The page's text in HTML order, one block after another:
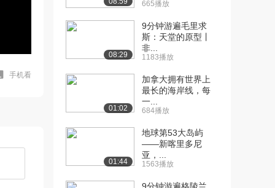
手机看
665播放
08:29
9分钟游遍毛里求
斯：天堂的原型丨
非...
1183播放
01:02
加拿大拥有世界上
最长的海岸线，每
一...
684播放
01:44
地球第53大岛屿
——新喀里多尼
亚，...
1563播放